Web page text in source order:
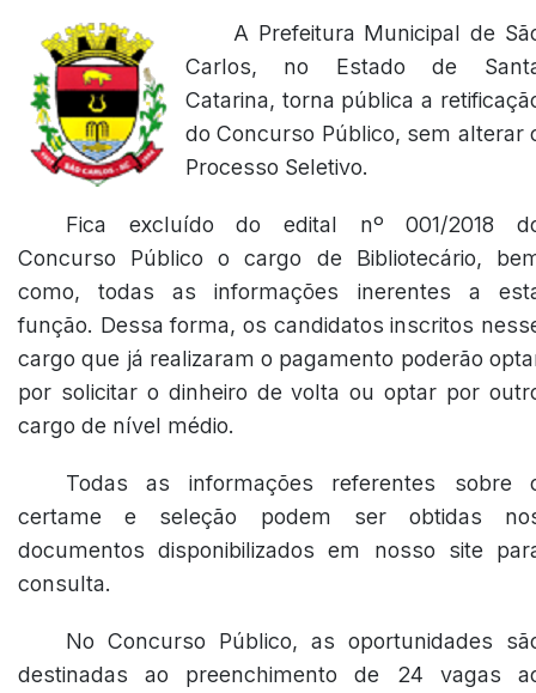
A Prefeitura Municipal de
Carlos, no Estado de
Catarina, torna pública a
do Concurso Público, sem alterar
Processo Seletivo.
Fica excluído do edital nº 001/2018
Concurso Público o cargo de Bibliotecário,
como, todas as informações inerentes a
função. Dessa forma, os candidatos inscritos
cargo que já realizaram o pagamento poderão
por solicitar o dinheiro de volta ou optar por
cargo de nível médio.
Todas as informações referentes sobre
certame e seleção podem ser obtidas
documentos disponibilizados em nosso site
consulta.
No Concurso Público, as oportunidades
destinadas ao preenchimento de 24 vagas